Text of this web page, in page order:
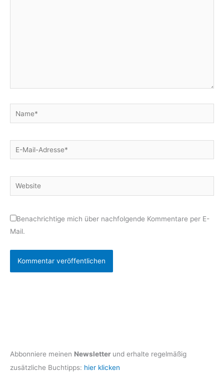
Name*
E-
Mail-
Website
Benachrichtige mich über nachfolgende Kommentare per E-
Mail.
Abbonniere meinen Newsletter und erhalte regelmäßig
zusätzliche Buchtipps: hier klicken